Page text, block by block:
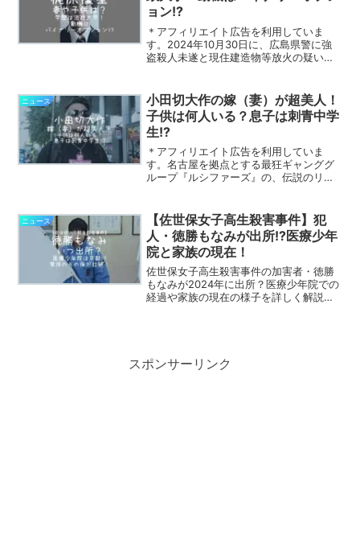
ョン!?
＊アフィリエイト広告を利用していま
す。2024年10月30日に、広島県警に強
盗殺人未遂と現住建造物等放火の疑いで
星容疑者は、2024年7月に80代の夫婦に
睡眠薬を飲ませ...
ニュース
小田切大作の嫁（妻）が超美人！
子供は何人いる？息子は刺青中学
生!?
＊アフィリエイト広告を利用していま
す。名古屋を拠点とする最狂ギャンググ
ループ『ルシファーズ』の、伝説のリー
んが、作年の元旦に名古屋の熱海神宮で
男性2人を集団で暴行し、怪...
ニュース
【佐世保女子高生殺害事件】犯
人・徳勝もなみが出所!?医療少年
院と家族の現在！
佐世保女子高生殺害事件の加害者・徳勝
もなみが2024年に出所？医療少年院での
経過や家族の現在の様子を詳しく解説。
スポンサーリンク